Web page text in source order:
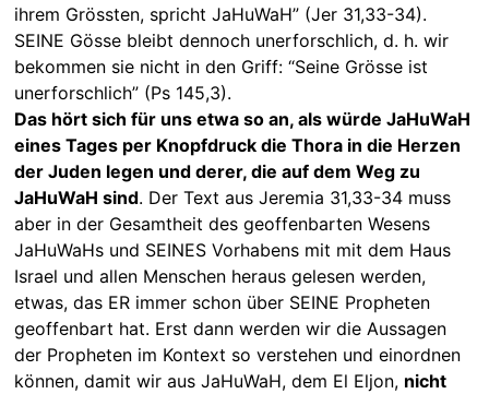
ihrem Grössten, spricht JaHuWaH” (Jer 31,33-34).
SEINE Gösse bleibt dennoch unerforschlich, d. h. wir
bekommen sie nicht in den Griff: “Seine Grösse ist
unerforschlich” (Ps 145,3).
Das hört sich für uns etwa so an, als würde JaHuWaH
eines Tages per Knopfdruck die Thora in die Herzen
der Juden legen und derer, die auf dem Weg zu
JaHuWaH sind. Der Text aus Jeremia 31,33-34 muss
aber in der Gesamtheit des geoffenbarten Wesens
JaHuWaHs und SEINES Vorhabens mit mit dem Haus
Israel und allen Menschen heraus gelesen werden,
etwas, das ER immer schon über SEINE Propheten
geoffenbart hat. Erst dann werden wir die Aussagen
der Propheten im Kontext so verstehen und einordnen
können, damit wir aus JaHuWaH, dem El Eljon, nicht